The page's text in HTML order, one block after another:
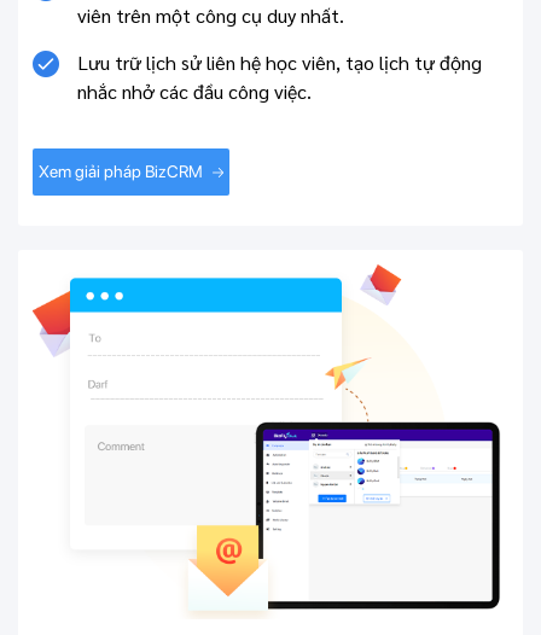
viên trên một công cụ duy nhất.
Lưu trữ lịch sử liên hệ học viên, tạo lịch tự động
nhắc nhở các đầu công việc.
Xem giải pháp BizCRM